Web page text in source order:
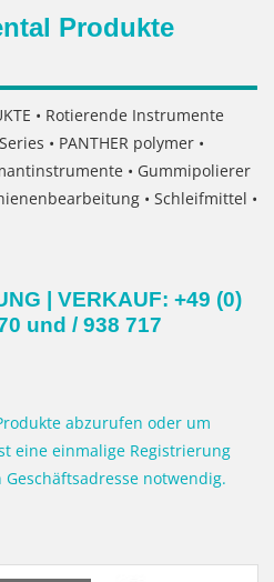
Produkte
• Rotierende Instrumente
• PANTHER polymer •
• Gummipolierer
• Schleifmittel •
| VERKAUF: +49 (0)
und / 938 717
abzurufen oder um
eine einmalige Registrierung
notwendig.